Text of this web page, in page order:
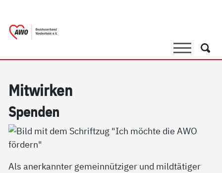
SucheSuche
Mit­wir­ken
Spen­den
Als anerkannter gemeinnütziger und mildtätiger